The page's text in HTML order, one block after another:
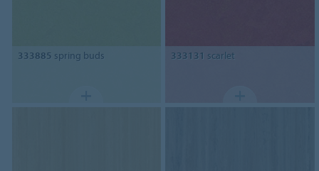
333885 spring buds 333131 scarlet